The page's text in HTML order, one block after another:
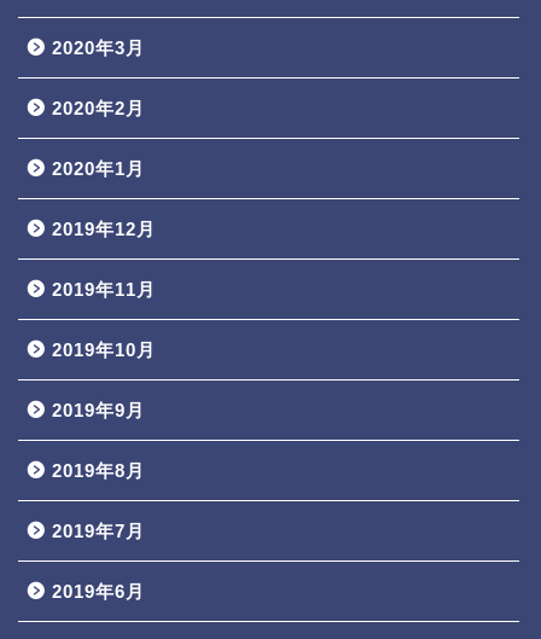
2020年3月
2020年2月
2020年1月
2019年12月
2019年11月
2019年10月
2019年9月
2019年8月
2019年7月
2019年6月